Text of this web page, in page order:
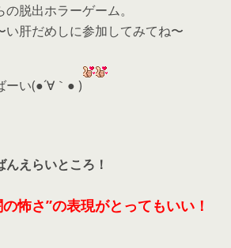
脱出ホラーゲーム。
い肝だめしに参加してみてね〜
ーい(●´∀｀● )
えらいところ！
怖さ”の表現がとってもいい！